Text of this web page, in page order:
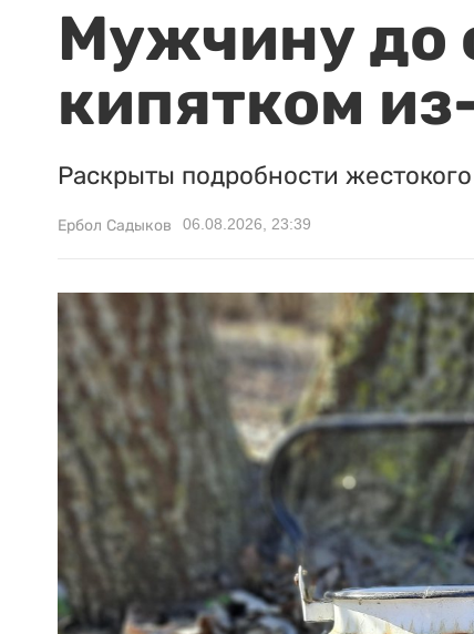
Мужчину до
кипятком
Раскрыты подробности
Ербол Садыков 06.08.2026, 23:39